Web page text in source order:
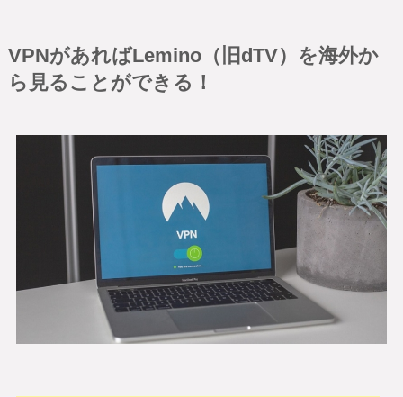
VPNがあればLemino（旧dTV）を海外か
ら見ることができる！